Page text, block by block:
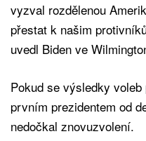
vyzval rozdělenou
přestat k našim
uvedl Biden ve
Pokud se výsledky
prvním prezidentem od
nedočkal znovuzvolení.